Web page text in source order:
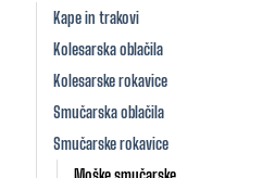
Kape in trakovi
Kolesarska oblačila
Kolesarske rokavice
Smučarska oblačila
Smučarske rokavice